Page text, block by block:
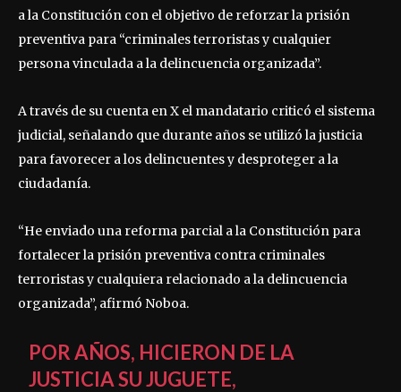
a la Constitución con el objetivo de reforzar la prisión
preventiva para “criminales terroristas y cualquier
persona vinculada a la delincuencia organizada”.
A través de su cuenta en X el mandatario criticó el sistema
judicial, señalando que durante años se utilizó la justicia
para favorecer a los delincuentes y desproteger a la
ciudadanía.
“He enviado una reforma parcial a la Constitución para
fortalecer la prisión preventiva contra criminales
terroristas y cualquiera relacionado a la delincuencia
organizada”, afirmó Noboa.
POR AÑOS, HICIERON DE LA
JUSTICIA SU JUGUETE,